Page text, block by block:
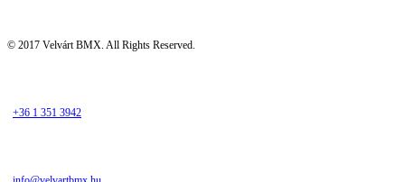
© 2017 Velvárt BMX. All Rights Reserved.
+36 1 351 3942